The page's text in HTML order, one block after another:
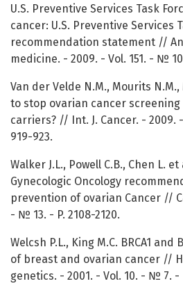
U.S. Preventive Services Task
cancer: U.S. Preventive Services
recommendation statement //
medicine. - 2009. - Vol. 151. - №
Van der Velde N.M., Mourits N.M.,
to stop ovarian cancer screening
carriers? // Int. J. Cancer. - 2009.
919-923.
Walker J.L., Powell C.B., Chen L.
Gynecologic Oncology
prevention of ovarian Cancer //
- № 13. - P. 2108-2120.
Welcsh P.L., King M.C. BRCA1
of breast and ovarian cancer //
genetics. - 2001. - Vol. 10. - № 7. -